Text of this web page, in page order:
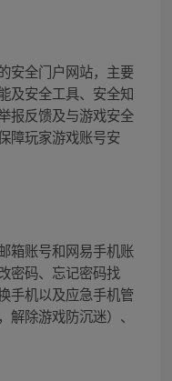
安全门户网站，主要
及安全工具、安全知
报反馈及与游戏安全
障玩家游戏账号安
箱账号和网易手机账
密码、忘记密码找
手机以及应急手机管
除游戏防沉迷）、